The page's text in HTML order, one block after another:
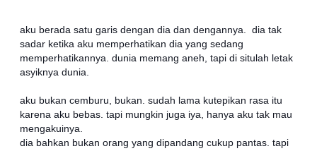
aku berada satu garis dengan dia dan dengannya. dia tak
sadar ketika aku memperhatikan dia yang sedang
memperhatikannya. dunia memang aneh, tapi di situlah letak
asyiknya dunia.
aku bukan cemburu, bukan. sudah lama kutepikan rasa itu
karena aku bebas. tapi mungkin juga iya, hanya aku tak mau
mengakuinya.
dia bahkan bukan orang yang dipandang cukup pantas. tapi